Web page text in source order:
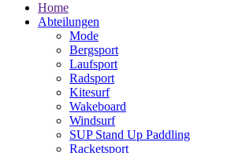
Home
Abteilungen
Mode
Bergsport
Laufsport
Radsport
Kitesurf
Wakeboard
Windsurf
SUP Stand Up Paddling
Racketsport